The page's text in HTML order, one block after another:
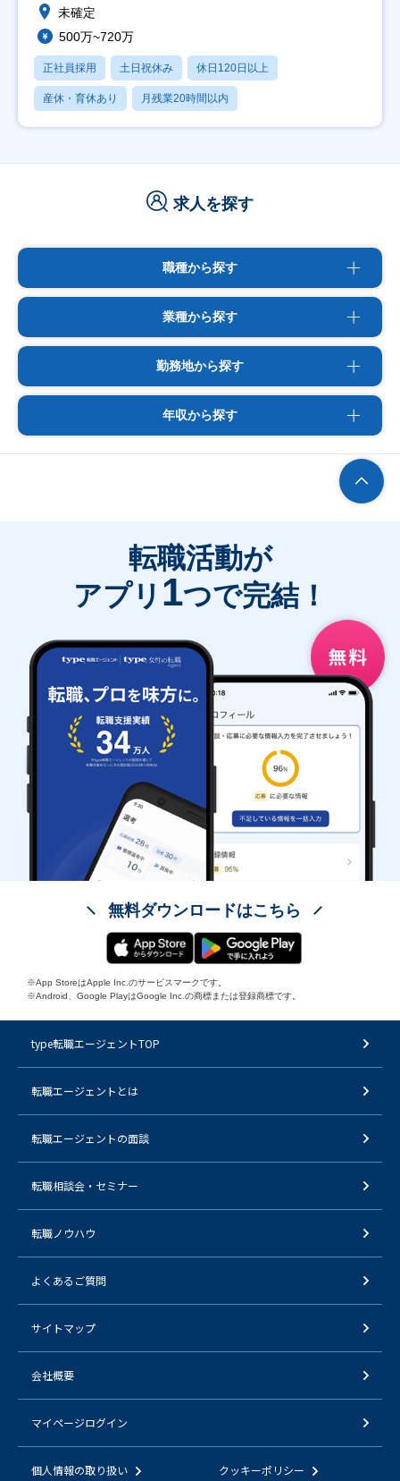
未確定
500万~720万
正社員採用 土日祝休み 休日120日以上
産休・育休あり 月残業20時間以内
求人を探す
職種から探す
業種から探す
勤務地から探す
年収から探す
転職活動が
アプリ 1つで完結！
無料ダウンロードはこちら
※App StoreはApple Inc.のサービスマークです。
※Android、Google PlayはGoogle Inc.の商標または登録商標です。
type転職エージェントTOP
転職エージェントとは
転職エージェントの面談
転職相談会・セミナー
転職ノウハウ
よくあるご質問
サイトマップ
会社概要
マイページログイン
個人情報の取り扱い クッキーポリシー